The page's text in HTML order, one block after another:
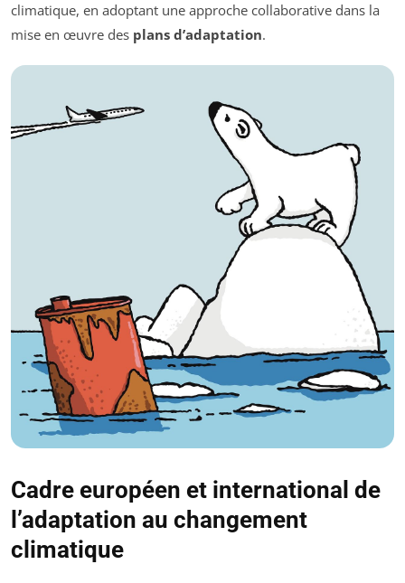
climatique, en adoptant une approche collaborative dans la
mise en œuvre des plans d’adaptation.
Cadre européen et international de
l’adaptation au changement
climatique